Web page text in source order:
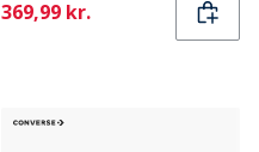
Current
369,99 kr.